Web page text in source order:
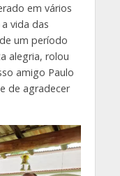
em vários
vida das
um período
alegria, rolou
amigo Paulo
de agradecer